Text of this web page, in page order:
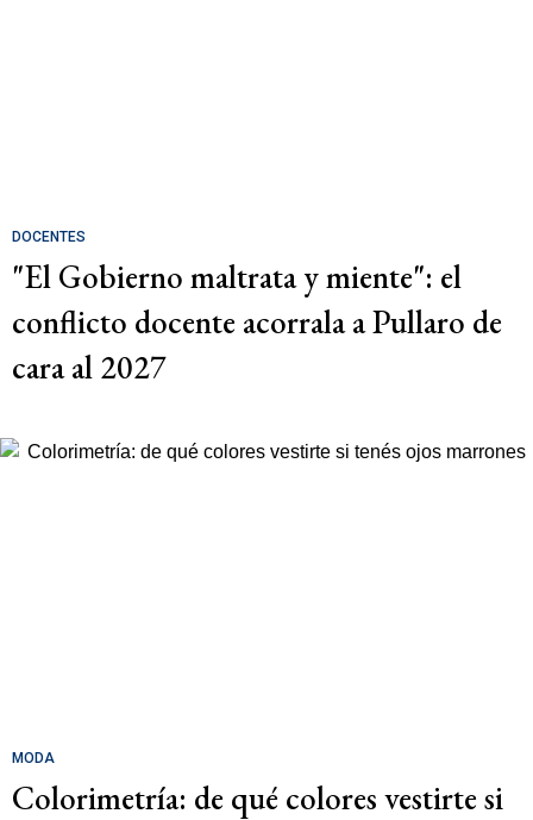
DOCENTES
"El Gobierno maltrata y miente": el
conflicto docente acorrala a Pullaro de
cara al 2027
MODA
Colorimetría: de qué colores vestirte si